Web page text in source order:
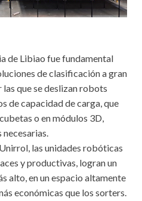
de Libiao fue fundamental
de clasificación a gran
que se deslizan robots
de capacidad de carga, que
o en módulos 3D,
necesarias.
las unidades robóticas
y productivas, logran un
alto, en un espacio altamente
económicas que los sorters.